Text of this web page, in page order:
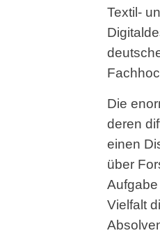
Textil-
Die
deren
einen
über
Vielfalt